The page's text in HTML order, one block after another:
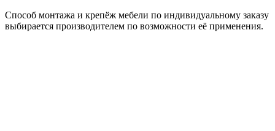
Способ монтажа и крепёж мебели по индивидуальному заказу
выбирается производителем по возможности её применения.